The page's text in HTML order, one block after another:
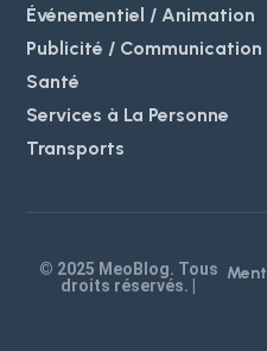
Événementiel / Animation
Publicité / Communication
Santé
Services à La Personne
Transports
© 2025 MeoBlog. Tous
droits réservés. |